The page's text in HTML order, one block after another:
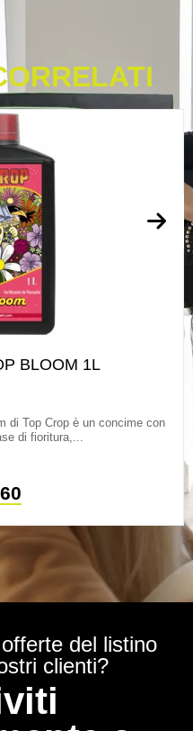
BLOOM 1L
di Top Crop è un concime con
di fioritura,...
del listino
clienti?